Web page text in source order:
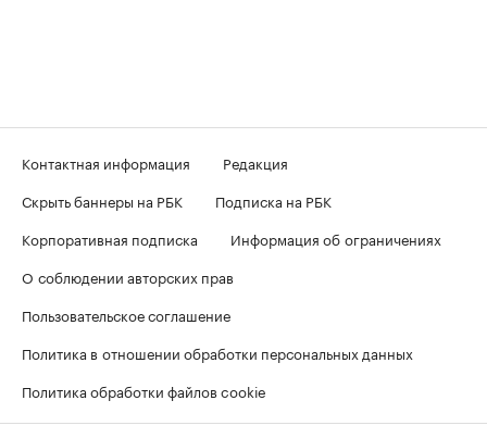
Контактная информация
Редакция
Скрыть баннеры на РБК
Подписка на РБК
Корпоративная подписка
Информация об ограничениях
О соблюдении авторских прав
Пользовательское соглашение
Политика в отношении обработки персональных данных
Политика обработки файлов cookie